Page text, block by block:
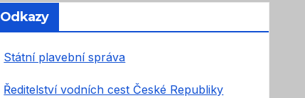
Odkazy
Státní plavební správa
Ředitelství vodních cest České Republiky